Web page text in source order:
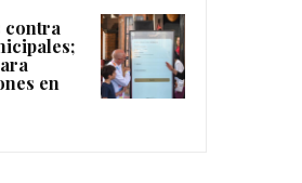
contra
en